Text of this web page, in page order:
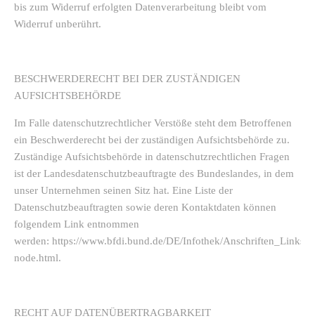
bis zum Widerruf erfolgten Datenverarbeitung bleibt vom
Widerruf unberührt.
BESCHWERDERECHT BEI DER ZUSTÄNDIGEN
AUFSICHTSBEHÖRDE
Im Falle datenschutzrechtlicher Verstöße steht dem Betroffenen
ein Beschwerderecht bei der zuständigen Aufsichtsbehörde zu.
Zuständige Aufsichtsbehörde in datenschutzrechtlichen Fragen
ist der Landesdatenschutzbeauftragte des Bundeslandes, in dem
unser Unternehmen seinen Sitz hat. Eine Liste der
Datenschutzbeauftragten sowie deren Kontaktdaten können
folgendem Link entnommen
werden: https://www.bfdi.bund.de/DE/Infothek/Anschriften_Links/
node.html.
RECHT AUF DATENÜBERTRAGBARKEIT